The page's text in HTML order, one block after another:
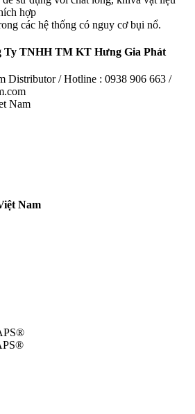
hợp
các hệ thống có nguy cơ bụi nổ.
Ty TNHH TM KT Hưng Gia Phát
Distributor / Hotline : 0938 906 663 /
Nam
Nam